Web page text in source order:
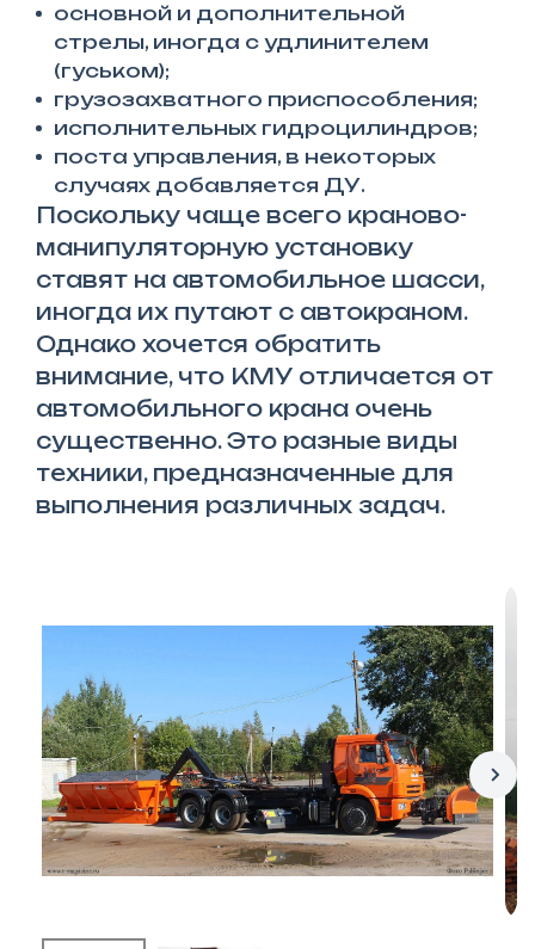
основной и дополнительной
стрелы, иногда с удлинителем
(гуськом);
грузозахватного приспособления;
исполнительных гидроцилиндров;
поста управления, в некоторых
случаях добавляется ДУ.
Поскольку чаще всего краново-
манипуляторную установку
ставят на автомобильное шасси,
иногда их путают с автокраном.
Однако хочется обратить
внимание, что КМУ отличается от
автомобильного крана очень
существенно. Это разные виды
техники, предназначенные для
выполнения различных задач.